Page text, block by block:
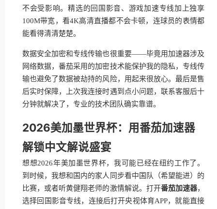
不会受影响。精选的回国影音、游戏加速专线加上独享
100M带宽，看4K高清直播都不会卡顿，连球员的表情都
能看得清清楚楚。
数据安全加密和专线传输也很重要——毕竟用加速器涉及
网络数据，番茄采用的加密技术能保护我的隐私，专线传
输也避免了数据被劫持的风险，用起来很放心。最后是售
后实时保障，上次我连接时遇到点小问题，联系客服后十
分钟就解决了，专业的技术团队确实靠谱。
2026美加墨世界杯：用番茄加速器
解锁中文解说盛宴
想想2026年美加墨世界杯，我可能已经在纽约工作了。
到时候，我想和国内的家人同步看中国队（希望能进）的
比赛，或者听黄健翔老师的激情解说。打开番茄加速器，
选择回国影音专线，连接后打开央视体育APP，就能直接